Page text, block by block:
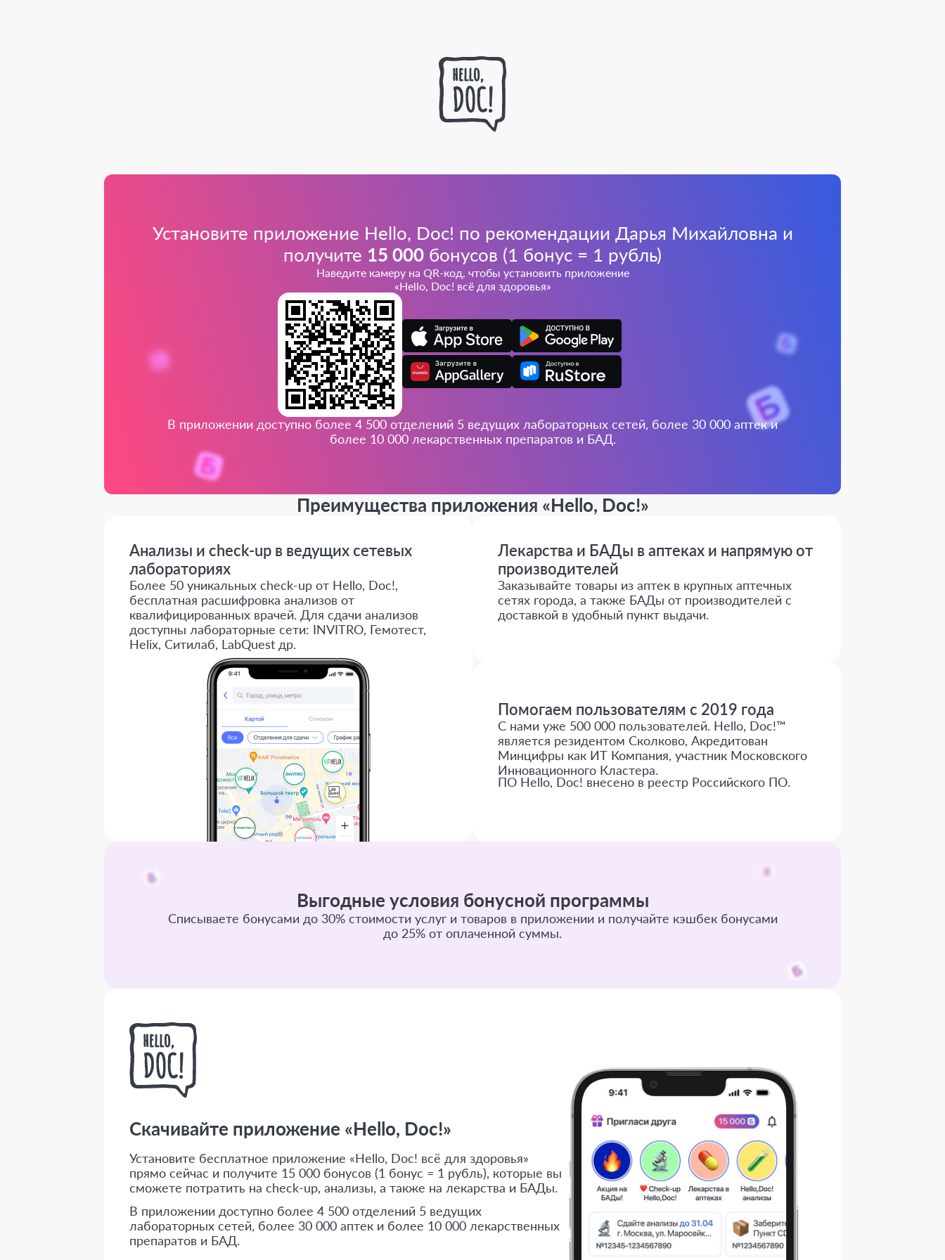
Установите приложение Hello, Doc! по рекомендации Дарья Михайловна и
получите 15 000 бонусов (1 бонус = 1 рубль)
Наведите камеру на QR-код, чтобы установить приложение
«Hello, Doc! всё для здоровья»
В приложении доступно более 4 500 отделений 5 ведущих лабораторных сетей, более 30 000 аптек и
более 10 000 лекарственных препаратов и БАД.
Преимущества приложения «Hello, Doc!»
Анализы и check-up в ведущих сетевых
лабораториях
Более 50 уникальных check-up от Hello, Doc!,
бесплатная расшифровка анализов от
квалифицированных врачей. Для сдачи анализов
доступны лабораторные сети: INVITRO, Гемотест,
Helix, Ситилаб, LabQuest др.
Лекарства и БАДы в аптеках и напрямую от
производителей
Заказывайте товары из аптек в крупных аптечных
сетях города, а также БАДы от производителей с
доставкой в удобный пункт выдачи.
Помогаем пользователям с 2019 года
С нами уже 500 000 пользователей. Hello, Doc!™
является резидентом Сколково, Акредитован
Минцифры как ИТ Компания, участник Московского
Инновационного Кластера.
ПО Hello, Doc! внесено в реестр Российского ПО.
Выгодные условия бонусной программы
Списываете бонусами до 30% стоимости услуг и товаров в приложении и получайте кэшбек бонусами
до 25% от оплаченной суммы.
Скачивайте приложение «Hello, Doc!»
Установите бесплатное приложение «Hello, Doc! всё для здоровья»
прямо сейчас и получите 15 000 бонусов (1 бонус = 1 рубль), которые вы
сможете потратить на check-up, анализы, а также на лекарства и БАДы.
В приложении доступно более 4 500 отделений 5 ведущих
лабораторных сетей, более 30 000 аптек и более 10 000 лекарственных
препаратов и БАД.